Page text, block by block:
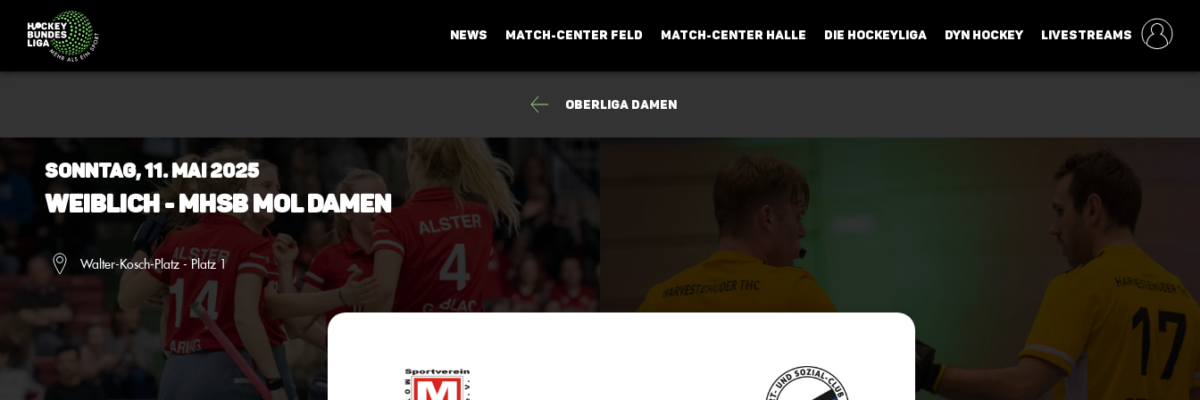
NEWS MATCH-CENTER FELD MATCH-CENTER HALLE DIE HOCKEYLIGA DYN HOCKEY LIVESTREAMS
Oberliga Damen
Sonntag, 11. Mai 2025
Weiblich - MHSB MOL Damen
Walter-Kosch-Platz - Platz 1